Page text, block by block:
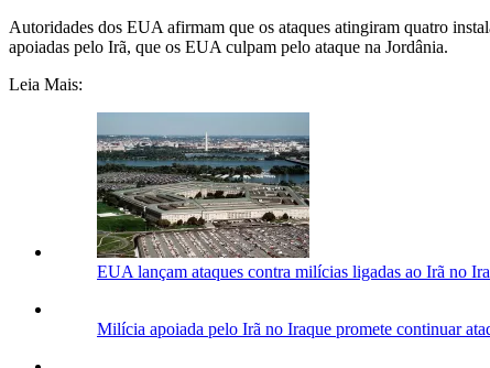
Autoridades dos EUA afirmam que os ataques atingiram quatro
apoiadas pelo Irã, que os EUA culpam pelo ataque na Jordânia.
Leia Mais:
EUA lançam ataques contra milícias ligadas ao Irã no
Milícia apoiada pelo Irã no Iraque promete continuar